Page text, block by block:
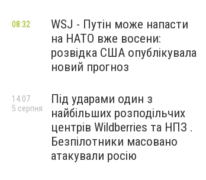
WSJ - Путін може напасти
на НАТО вже восени:
розвідка США опублікувала
новий прогноз
08:32
Під ударами один з
найбільших розподільчих
центрів Wildberries та НПЗ .
Безпілотники масовано
атакували росію
14:07
5 серпня